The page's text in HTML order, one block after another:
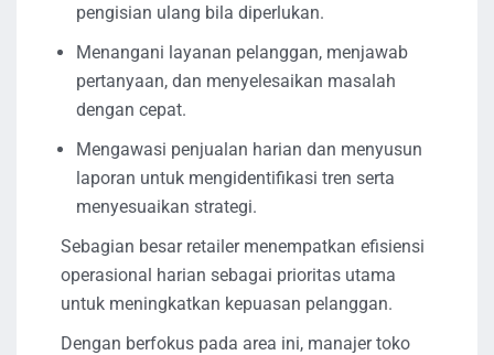
pengisian ulang bila diperlukan.
Menangani layanan pelanggan, menjawab
pertanyaan, dan menyelesaikan masalah
dengan cepat.
Mengawasi penjualan harian dan menyusun
laporan untuk mengidentifikasi tren serta
menyesuaikan strategi.
Sebagian besar retailer menempatkan efisiensi
operasional harian sebagai prioritas utama
untuk meningkatkan kepuasan pelanggan.
Dengan berfokus pada area ini, manajer toko